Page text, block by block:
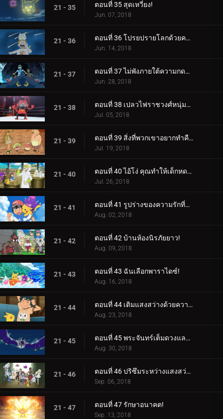
21 - 35 ตอนที่ 35 สุดเหวี่ยง!
Jun. 07, 2018
21 - 36 ตอนที่ 36 โปรยปรายโลกด้วยความรัก!
Jun. 14, 2018
21 - 37 ตอนที่ 37 ไม่พังภายใต้ความกดดัน!
Jun. 28, 2018
21 - 38 ตอนที่ 38 เปลวไฟราชวงศ์หนุ่มลุกโชน!
Jul. 05, 2018
21 - 39 ตอนที่ 39 สิ่งที่พวกเขาอยากทำคือเต้นรำ เต้นรำ!
Jul. 19, 2018
21 - 40 ตอนที่ 40 ไอ้โง่ คุณทำให้เด็กหดตัว!
Jul. 26, 2018
21 - 41 ตอนที่ 41 รูปร่างของความรักที่กำลังมา!
Aug. 02, 2018
21 - 42 ตอนที่ 42 บ้านห้องนิรภัยยาว!
Aug. 09, 2018
21 - 43 ตอนที่ 43 ฉันเลือกพาราไดซ์!
Aug. 16, 2018
21 - 44 ตอนที่ 44 เติมแสงสว่างด้วยความมืด!
Aug. 23, 2018
21 - 45 ตอนที่ 45 พระจันทร์เต็มดวงและอาวุธมากมาย!
Aug. 30, 2018
21 - 46 ตอนที่ 46 ปริซึมระหว่างแสงสว่างและความมืด!
Sep. 06, 2018
21 - 47 ตอนที่ 47 รักษาอนาคต!
Sep. 13, 2018